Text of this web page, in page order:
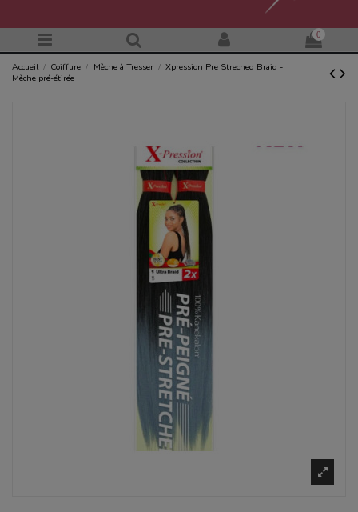
0
Accueil Coiffure Mèche à Tresser
Xpression Pre Streched Braid -
Mèche pré-étirée